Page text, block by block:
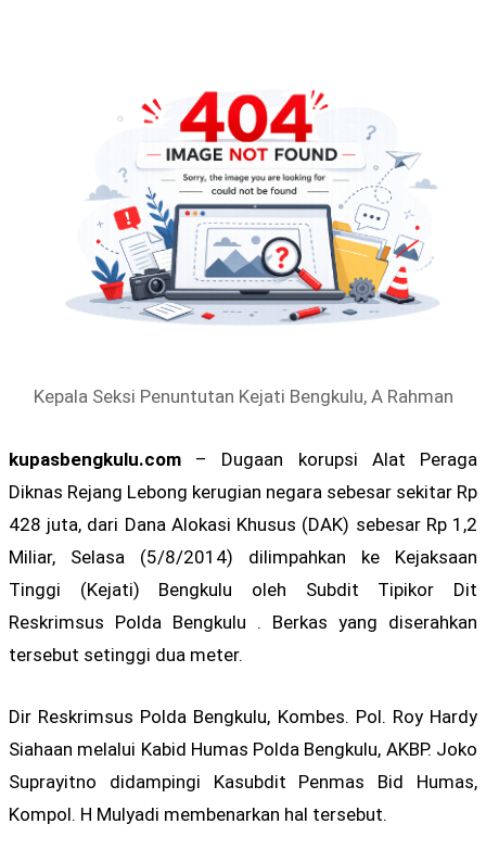
Kepala Seksi Penuntutan Kejati Bengkulu, A Rahman
kupasbengkulu.com – Dugaan korupsi Alat Peraga
Diknas Rejang Lebong kerugian negara sebesar sekitar Rp
428 juta, dari Dana Alokasi Khusus (DAK) sebesar Rp 1,2
Miliar, Selasa (5/8/2014) dilimpahkan ke Kejaksaan
Tinggi (Kejati) Bengkulu oleh Subdit Tipikor Dit
Reskrimsus Polda Bengkulu . Berkas yang diserahkan
tersebut setinggi dua meter.
Dir Reskrimsus Polda Bengkulu, Kombes. Pol. Roy Hardy
Siahaan melalui Kabid Humas Polda Bengkulu, AKBP. Joko
Suprayitno didampingi Kasubdit Penmas Bid Humas,
Kompol. H Mulyadi membenarkan hal tersebut.